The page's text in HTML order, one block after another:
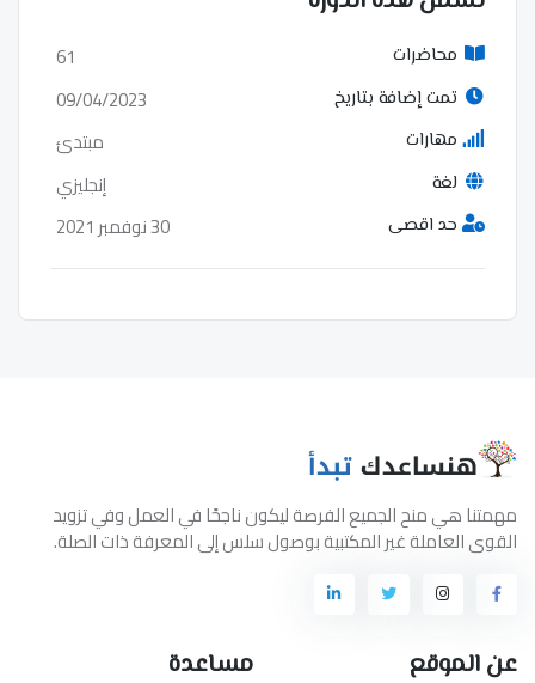
محاضرات 61
تمت إضافة بتاريخ 09/04/2023
مهارات مبتدئ
لغة إنجليزي
حد اقصى 30 نوفمبر 2021
مهمتنا هي منح الجميع الفرصة ليكون ناجحًا في العمل وفي تزويد
القوى العاملة غير المكتبية بوصول سلس إلى المعرفة ذات الصلة.
عن الموقع مساعدة